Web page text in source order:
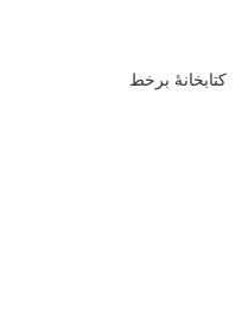
کتابخانۀ برخط